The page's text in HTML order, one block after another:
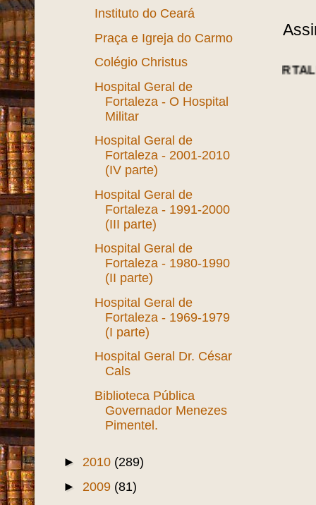
NOTÍCIAS DA FORTALEZA ANTIGA:
Instituto do Ceará
Praça e Igreja do Carmo
Colégio Christus
Hospital Geral de
Fortaleza - O Hospital
Militar
Hospital Geral de
Fortaleza - 2001-2010
(IV parte)
Hospital Geral de
Fortaleza - 1991-2000
(III parte)
Hospital Geral de
Fortaleza - 1980-1990
(II parte)
Hospital Geral de
Fortaleza - 1969-1979
(I parte)
Hospital Geral Dr. César
Cals
Biblioteca Pública
Governador Menezes
Pimentel.
► 2010 (289)
► 2009 (81)